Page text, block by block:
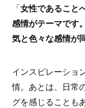
「女性であること
感情がテーマです。
気と色々な感情が
インスピレーショ
情。あとは、日常
グを感じることも